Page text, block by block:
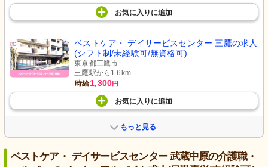
お気に入り に追加
ベストケア・ デイサービスセンター 三鷹の求人
(シフト制/未経験可/無資格可)
東京都三鷹市
三鷹駅から1.6km
時給1,300円
お気に入り に追加
もっと見る
ベストケア・ デイサービスセンター 武蔵中原の介護職・